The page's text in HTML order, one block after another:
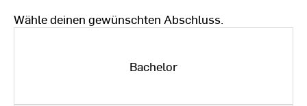
Wähle deinen gewünschten Abschluss.
Bachelor